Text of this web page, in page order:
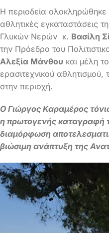
Η περιοδεία
αθλητικές εγκαταστάσεις
Γλυκών Νερών κ. Βασίλη
την Πρόεδρο του
Αλεξία Μάνθου και μέλη
ερασιτεχνικού
στην περιοχή.
Ο Γιώργος Καραμέρος
η πρωτογενής καταγραφή
διαμόρφωση
βιώσιμη ανάπτυξη της